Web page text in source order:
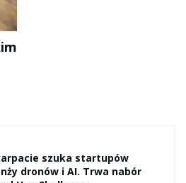
szuka startupów
dronów i AI. Trwa nabór